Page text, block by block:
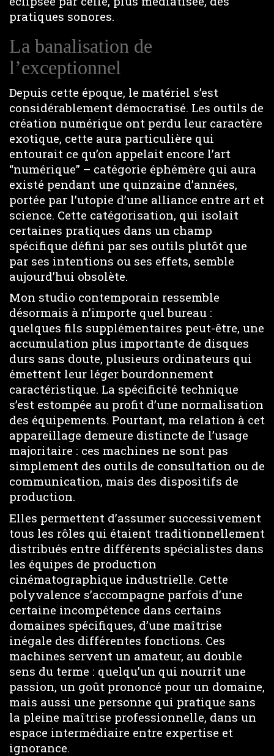
pratiques sonores.
La banalisation de
l’exceptionnel
Depuis cette époque, le matériel s’est
considérablement démocratisé. Les outils de
création numérique ont perdu leur caractère
exotique, cette aura particulière qui
entourait ce qu’on appelait encore l’art
“numérique” – catégorie éphémère qui aura
existé pendant une quinzaine d’années,
portée par l’utopie d’une alliance entre art et
science. Cette catégorisation, qui isolait
certaines pratiques dans un champ
spécifique défini par ses outils plutôt que
par ses intentions ou ses effets, semble
aujourd’hui obsolète.
Mon studio contemporain ressemble
désormais à n’importe quel bureau :
quelques fils supplémentaires peut-être, une
accumulation plus importante de disques
durs sans doute, plusieurs ordinateurs qui
émettent leur léger bourdonnement
caractéristique. La spécificité technique
s’est estompée au profit d’une normalisation
des équipements. Pourtant, ma relation à cet
appareillage demeure distincte de l’usage
majoritaire : ces machines ne sont pas
simplement des outils de consultation ou de
communication, mais des dispositifs de
production.
Elles permettent d’assumer successivement
tous les rôles qui étaient traditionnellement
distribués entre différents spécialistes dans
les équipes de production
cinématographique industrielle. Cette
polyvalence s’accompagne parfois d’une
certaine incompétence dans certains
domaines spécifiques, d’une maîtrise
inégale des différentes fonctions. Ces
machines servent un amateur, au double
sens du terme : quelqu’un qui nourrit une
passion, un goût prononcé pour un domaine,
mais aussi une personne qui pratique sans
la pleine maîtrise professionnelle, dans un
espace intermédiaire entre expertise et
ignorance.